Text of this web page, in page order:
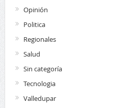
Opinión
Politica
Regionales
Salud
Sin categoría
Tecnologia
Valledupar